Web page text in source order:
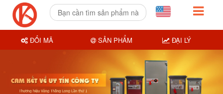
ĐỔI MÃ SẢN PHẨM ĐẠI LÝ